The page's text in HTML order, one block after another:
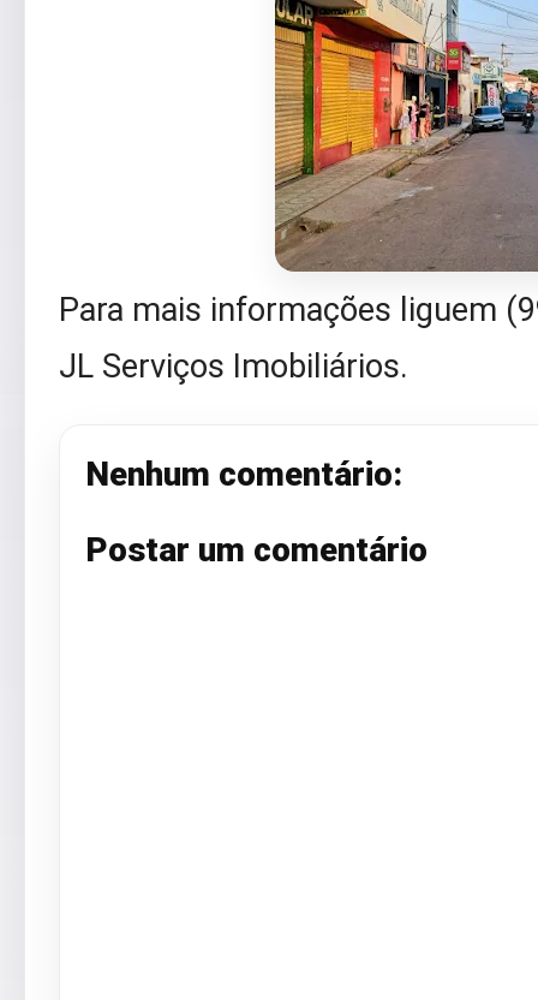
Para mais informações liguem
JL Serviços Imobiliários.
Nenhum comentário:
Postar um comentário